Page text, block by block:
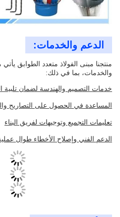
الدعم والخدمات:
منتجنا مبنى الفولاذ متعدد الطوابق
والخدمات، بما في ذلك:
خدمات التصميم والهندسة لضمان تلبية
المساعدة في الحصول على التصاريح
تعليمات التجميع وتوجيهات لفريق البناء
الدعم الفني وإصلاح الأخطاء طوال عملية